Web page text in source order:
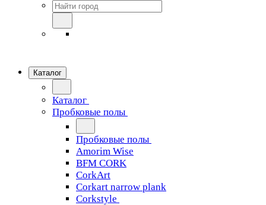
Каталог
Каталог
Пробковые полы
Пробковые полы
Amorim Wise
BFM CORK
CorkArt
Corkart narrow plank
Corkstyle